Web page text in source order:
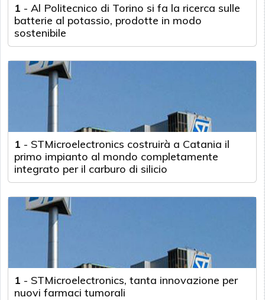
1 - Al Politecnico di Torino si fa la ricerca sulle
batterie al potassio, prodotte in modo
sostenibile
1 - STMicroelectronics costruirà a Catania il
primo impianto al mondo completamente
integrato per il carburo di silicio
1 - STMicroelectronics, tanta innovazione per
nuovi farmaci tumorali